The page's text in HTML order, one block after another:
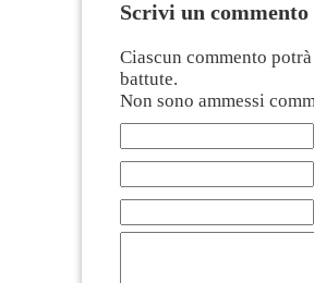
Scrivi un commento
Ciascun commento
battute.
Non sono ammessi